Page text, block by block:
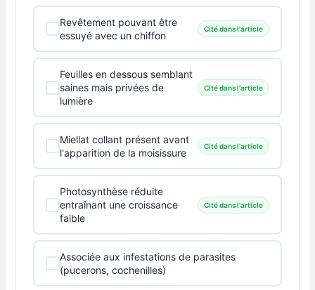
Revêtement pouvant être
essuyé avec un chiffon
Cité dans l'article
Feuilles en dessous semblant
saines mais privées de
lumière
Cité dans l'article
Miellat collant présent avant
l'apparition de la moisissure
Cité dans l'article
Photosynthèse réduite
entraînant une croissance
faible
Cité dans l'article
Associée aux infestations de parasites
(pucerons, cochenilles)